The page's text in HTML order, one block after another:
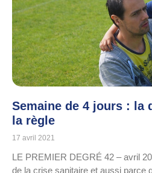
Semaine de 4 jours : la
la règle
17 avril 2021
LE PREMIER DEGRÉ 42 – avril
de la crise sanitaire et aussi parce